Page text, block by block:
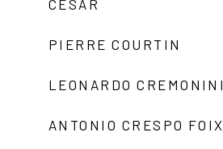
CÉSAR
PIERRE COURTIN
LEONARDO CREMONINI
ANTONIO CRESPO FOIX